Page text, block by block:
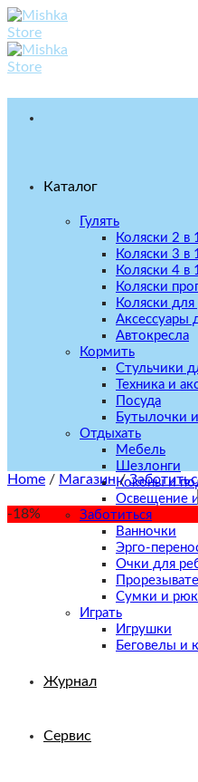
Skip
to
content
Каталог
Гулять
Коляски 2 в
Коляски 3 в
Коляски 4 в
Коляски
Коляски
Аксессуары
Автокресла
Кормить
Стульчики
Техника и
Посуда
Бутылочки
Отдыхать
Мебель
Шезлонги
Коконы и
Освещение
Заботиться
Ванночки
Эрго-
Очки для
Сумки и
Играть
Игрушки
Беговелы и
Журнал
Сервис
Home / Магазин /
-18%